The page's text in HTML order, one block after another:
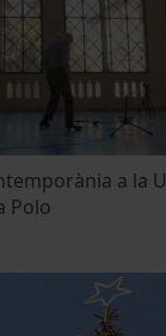
a la
Polo